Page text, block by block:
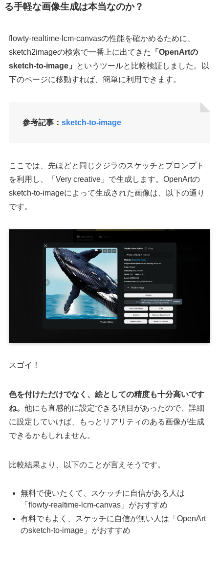
る手軽な画像生成は本当なのか？
flowty-realtime-lcm-canvasの性能を確かめるために、
sketch2imageの検索で一番上に出てきた
「OpenArtの
sketch-to-image」
というツールと比較検証しました。以
下のページに移動すれば、簡単に利用できます。
参考記事： sketch-to-image
ここでは、先ほどと同じクジラのスケッチとプロンプト
を利用し、「Very creative」で生成します。OpenArtの
sketch-to-imageによって生成された画像は、以下の通り
です。
スゴイ！
色を付けただけでなく、絵としての精度も十分高いです
ね。 他にも直感的に設定できる項目があったので、詳細
に設定していけば、もっとリアリティのある画像が生成
できるかもしれません。
比較結果より、以下のことが言えそうです。
無料で使いたくて、スケッチに自信がある人は
「flowty-realtime-lcm-canvas」がおすすめ
有料でもよく、スケッチに自信が無い人は「OpenArt
のsketch-to-image」がおすすめ